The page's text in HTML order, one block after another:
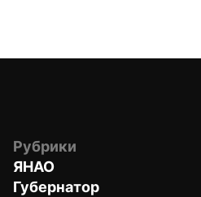
Рубрики
ЯНАО
Губернатор